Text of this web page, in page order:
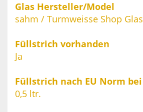
Glas Hersteller/Model
sahm / Turmweisse Shop Glas
Füllstrich vorhanden
Ja
Füllstrich nach EU Norm bei
0,5 ltr.